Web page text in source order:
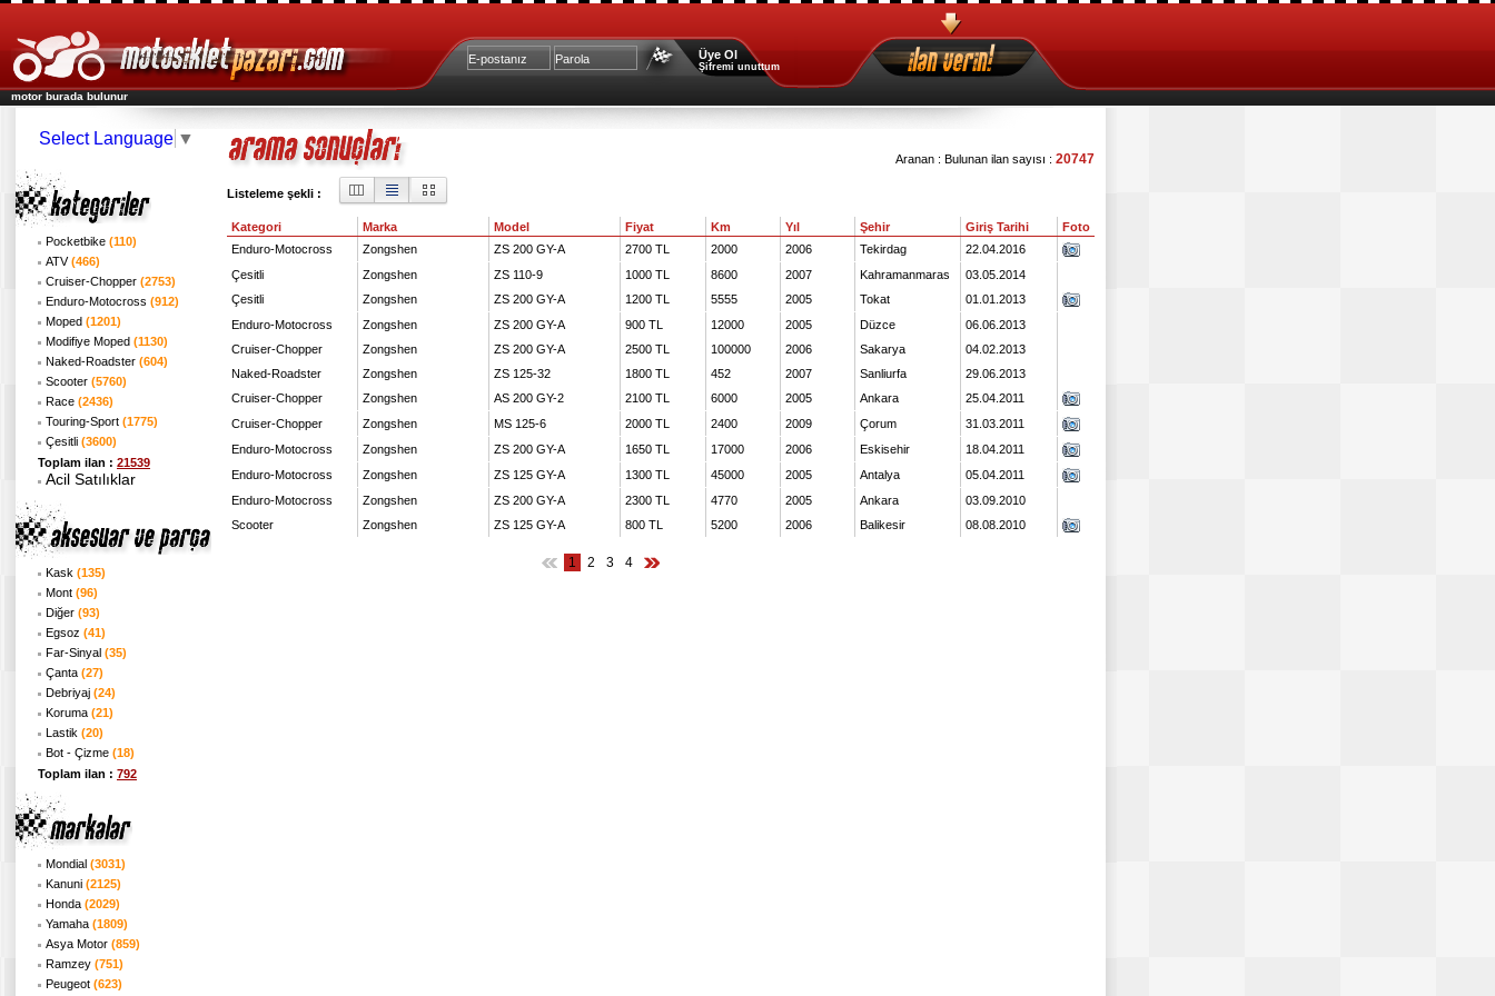
motor burada bulunur
Üye Ol
Şifremi unuttum
Select Language ▼
Pocketbike (110)
ATV(466)
Cruiser-Chopper (2753)
Enduro-Motocross (912)
Moped (1201)
Modifiye Moped (1130)
Naked-Roadster (604)
Scooter (5760)
Race (2436)
Touring-Sport (1775)
Çesitli (3600)
Toplam ilan : 21539
Acil Satılıklar
Kask (135)
Mont (96)
Diğer (93)
Egsoz (41)
Far-Sinyal (35)
Çanta (27)
Debriyaj (24)
Koruma (21)
Lastik (20)
Bot - Çizme (18)
Toplam ilan : 792
Mondial (3031)
Kanuni (2125)
Honda (2029)
Yamaha (1809)
Asya Motor (859)
Ramzey (751)
Peugeot (623)
Aranan : Bulunan ilan sayısı : 20747
Listeleme şekli :
Kategori Marka Model Fiyat Km Yıl Şehir Giriş Tarihi
Foto
Enduro-Motocross
Zongshen ZS 200 GY-A 2700 TL 2000 2006 Tekirdag
22.04.2016
Çesitli
Zongshen ZS 110-9 1000 TL 8600 2007 Kahramanmaras
03.05.2014
Çesitli
Zongshen ZS 200 GY-A 1200 TL 5555 2005 Tokat
01.01.2013
Enduro-Motocross
Zongshen ZS 200 GY-A 900 TL 12000 2005 Düzce
06.06.2013
Cruiser-Chopper
Zongshen ZS 200 GY-A 2500 TL 100000 2006 Sakarya
04.02.2013
Naked-Roadster
Zongshen ZS 125-32 1800 TL 452 2007 Sanliurfa
29.06.2013
Cruiser-Chopper
Zongshen AS 200 GY-2 2100 TL 6000 2005 Ankara
25.04.2011
Cruiser-Chopper
Zongshen MS 125-6 2000 TL 2400 2009 Çorum
31.03.2011
Enduro-Motocross
Zongshen ZS 200 GY-A 1650 TL 17000 2006 Eskisehir
18.04.2011
Enduro-Motocross
Zongshen ZS 125 GY-A 1300 TL 45000 2005 Antalya
05.04.2011
Enduro-Motocross
Zongshen ZS 200 GY-A 2300 TL 4770 2005 Ankara
03.09.2010
Scooter
Zongshen ZS 125 GY-A 800 TL 5200 2006 Balikesir 08.08.2010
1 2 3 4